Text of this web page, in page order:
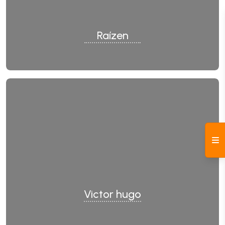
Raízen
Victor hugo